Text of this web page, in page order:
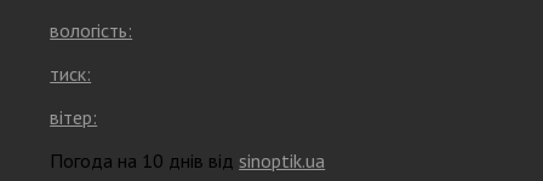
вологість:
тиск:
вітер:
Погода на 10 днів від sinoptik.ua